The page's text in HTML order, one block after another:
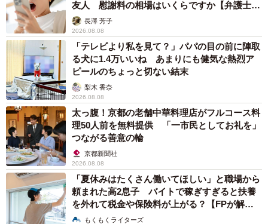
友人 慰謝料の相場はいくらですか【弁護士が
解説】長澤 芳子
2026.08.08
「テレビより私を見て？」パパの目の前に陣取
る犬に1.4万いいね あまりにも健気な熱烈ア
ピールのちょっと切ない結末
梨木 香奈
2026.08.08
太っ腹！京都の老舗中華料理店がフルコース料
理50人前を無料提供 「一市民としてお礼を」
つながる善意の輪
京都新聞社
2026.08.08
「夏休みはたくさん働いてほしい」と職場から
頼まれた高2息子 バイトで稼ぎすぎると扶養
を外れて税金や保険料が上がる？【FPが解
説】もくもくライターズ